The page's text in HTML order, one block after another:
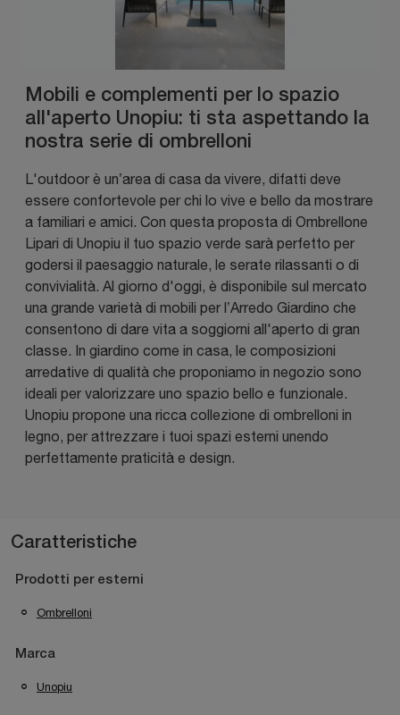
Mobili e complementi per lo spazio
all'aperto Unopiu: ti sta aspettando la
nostra serie di ombrelloni
L'outdoor è un’area di casa da vivere, difatti deve
essere confortevole per chi lo vive e bello da mostrare
a familiari e amici. Con questa proposta di Ombrellone
Lipari di Unopiu il tuo spazio verde sarà perfetto per
godersi il paesaggio naturale, le serate rilassanti o di
convivialità. Al giorno d'oggi, è disponibile sul mercato
una grande varietà di mobili per l’Arredo Giardino che
consentono di dare vita a soggiorni all'aperto di gran
classe. In giardino come in casa, le composizioni
arredative di qualità che proponiamo in negozio sono
ideali per valorizzare uno spazio bello e funzionale.
Unopiu propone una ricca collezione di ombrelloni in
legno, per attrezzare i tuoi spazi esterni unendo
perfettamente praticità e design.
Caratteristiche
Prodotti per esterni
Ombrelloni
Marca
Unopiu